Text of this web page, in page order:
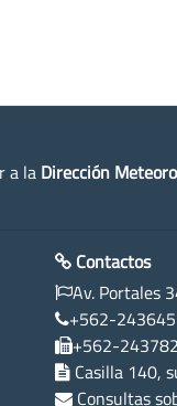
a la Dirección
Contactos
Av. Portales
+562-
+562-
Casilla 140,
Consultas